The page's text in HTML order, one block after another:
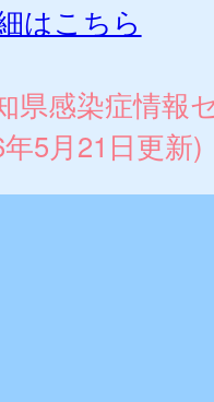
はこちら
県感染症情
5月21日更新)